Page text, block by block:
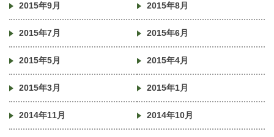
2015年9月 2015年8月
2015年7月 2015年6月
2015年5月 2015年4月
2015年3月 2015年1月
2014年11月 2014年10月